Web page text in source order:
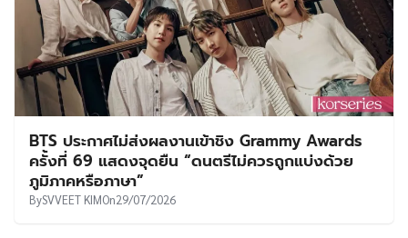
BTS ประกาศไม่ส่งผลงานเข้าชิง Grammy Awards
ครั้งที่ 69 แสดงจุดยืน “ดนตรีไม่ควรถูกแบ่งด้วย
ภูมิภาคหรือภาษา”
BySVVEET KIMOn29/07/2026